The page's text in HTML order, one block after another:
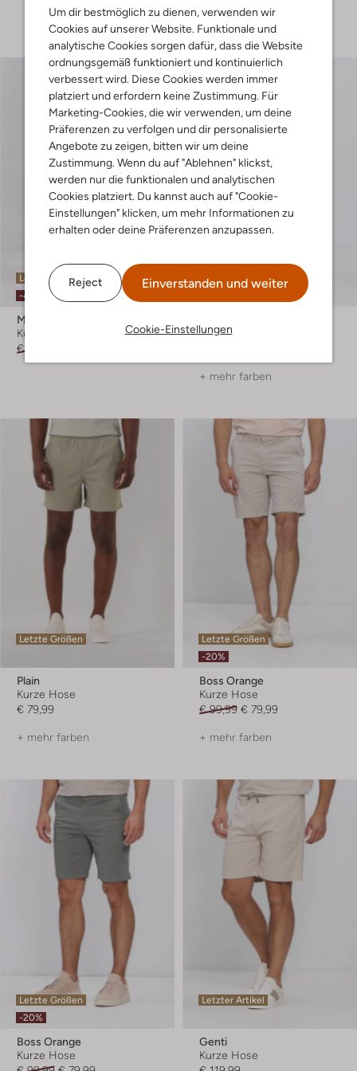
Um dir bestmöglich zu dienen, verwenden wir
Cookies auf unserer Website. Funktionale und
analytische Cookies sorgen dafür, dass die Website
ordnungsgemäß funktioniert und kontinuierlich
verbessert wird. Diese Cookies werden immer
platziert und erfordern keine Zustimmung. Für
Marketing-Cookies, die wir verwenden, um deine
Präferenzen zu verfolgen und dir personalisierte
Angebote zu zeigen, bitten wir um deine
Zustimmung. Wenn du auf "Ablehnen" klickst,
werden nur die funktionalen und analytischen
Cookies platziert. Du kannst auch auf "Cookie-
Einstellungen" klicken, um mehr Informationen zu
erhalten oder deine Präferenzen anzupassen.
Reject Einverstanden und weiter
Cookie-Einstellungen
+ mehr farben
Letzte Größen
-40%
Matinique
Kurze Hose
€ 49,99
Letzte Größen
Kurze Hose
+ mehr farben
Letzte Größen
Plain
Kurze Hose
€ 79,99
+ mehr farben
Letzte Größen
-20%
Boss Orange
Kurze Hose
€ 99,99 € 79,99
+ mehr farben
Letzte Größen
-20%
Boss Orange
Kurze Hose
Letzter Artikel
Genti
Kurze Hose